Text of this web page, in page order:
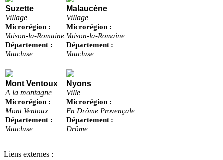
Suzette
Village
Microrégion :
Vaison-la-Romaine
Département :
Vaucluse
Malaucène
Village
Microrégion :
Vaison-la-Romaine
Département :
Vaucluse
Mont Ventoux
A la montagne
Microrégion :
Mont Ventoux
Département :
Vaucluse
Nyons
Ville
Microrégion :
En Drôme Provençale
Département :
Drôme
Liens externes :